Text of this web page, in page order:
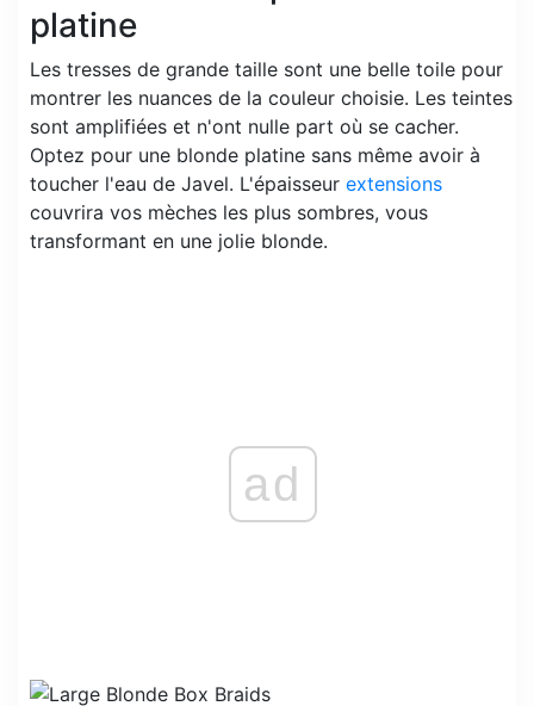
platine
Les tresses de grande taille sont une belle toile pour
montrer les nuances de la couleur choisie. Les teintes
sont amplifiées et n'ont nulle part où se cacher.
Optez pour une blonde platine sans même avoir à
toucher l'eau de Javel. L'épaisseur extensions
couvrira vos mèches les plus sombres, vous
transformant en une jolie blonde.
ad